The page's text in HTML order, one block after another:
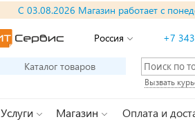
С 03.08.2026 Магазин работает с
Россия +7
Каталог товаров
Вызвать
Услуги Магазин Оплата и